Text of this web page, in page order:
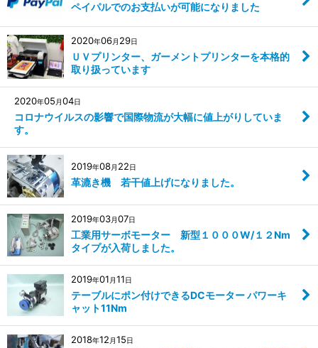
ペイパルでのお支払いが可能になりました
2020年06月 29日
ＵＶプリンター、ガーメントプリンターを本格的
取り扱っています
2020年05 月04日
コロナウイルスの影響で国際物流が大幅に値上がりしていま
す。
2019年08月 22日
革漉き機 若干値上げになりました。
2019年03月07日
工業用サーボモーター 新型１０００W/１２Nm
タイプが入荷しました。
2019年01 月11日
テーブルにポン付けできるDCモーター パワーキ
ャット11Nm
2018年12 月15日